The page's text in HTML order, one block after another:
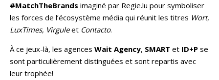
#MatchTheBrands imaginé par Regie.lu pour symboliser
les forces de l’écosystème média qui réunit les titres Wort,
LuxTimes, Virguleet Contacto.
À ce jeux-là, les agences Wait Agency, SMART et ID+P se
sont particulièrement distinguées et sont repartis avec
leur trophée!